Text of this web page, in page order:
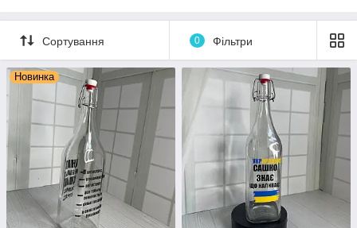
Наш асортимент
товарівhttps://www.instagram.com/podar
ynku_ukraine/
Сортування 0 Фільтри
Новинка